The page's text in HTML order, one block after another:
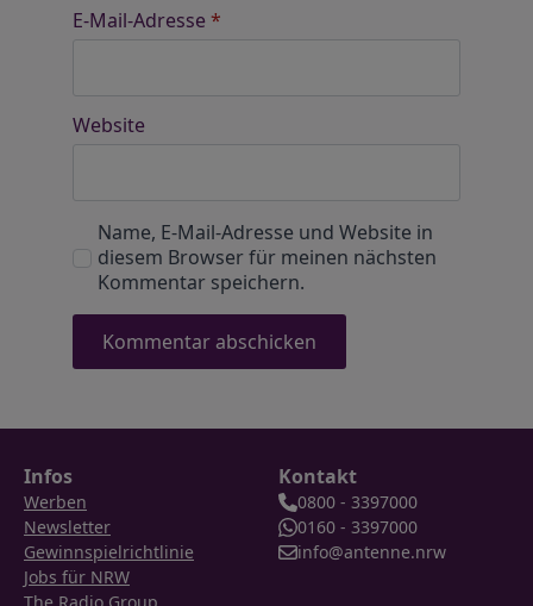
E-Mail-Adresse *
Website
Name, E-Mail-Adresse und Website in
diesem Browser für meinen nächsten
Kommentar speichern.
Infos
Werben
Newsletter
Gewinnspielrichtlinie
Jobs für NRW
Kontakt
0800 - 3397000
0160 - 3397000
info@antenne.nrw